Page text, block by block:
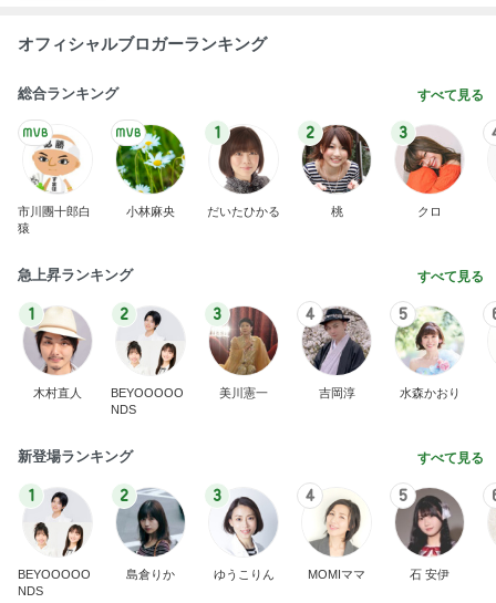
オフィシャルブロガーランキング
総合ランキング すべて見る
市川團十郎白
猿
小林麻央
1
だいたひかる
2
桃
3
クロ
急上昇ランキング すべて見る
1
木村直人
2
BEYOOOOO
NDS
3
美川憲一
4
吉岡淳
5
水森かおり
新登場ランキング すべて見る
1
BEYOOOOO
NDS
2
島倉りか
3
ゆうこりん
4
MOMIママ
5
石 安伊